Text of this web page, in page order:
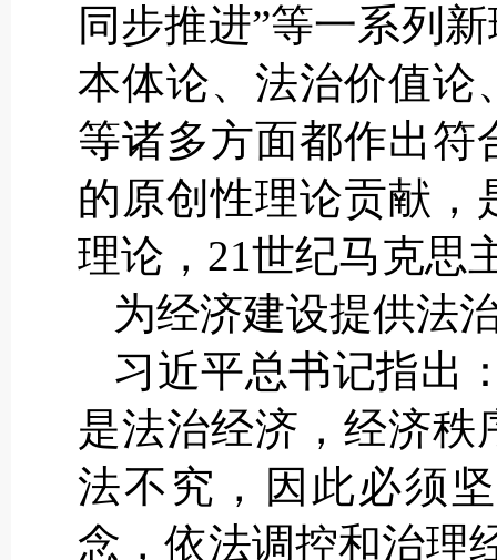
同步推进”等一系列
本体论、法治价值论
等诸多方面都作出符
的原创性理论贡献，
理论，21世纪马克思
为经济建设提供法
习近平总书记指出
是法治经济，经济秩
法不究，因此必须
念，依法调控和治理